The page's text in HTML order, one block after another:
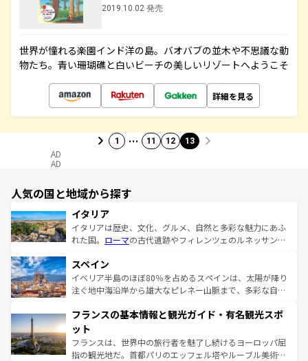
2019.10.02 発売
世界が憧れる楽園インド洋の島。バオバブの並木や不思議な動
物たち。青い珊瑚礁と白いビーチの美しいリゾートへようこそ
詳細を見る
1 … 11 12 13
AD
AD
人気の国と地域から探す
イタリア
イタリアは歴史、文化、グルメ、自然と多彩な魅力にあふ
れた国。 ローマの古代遺跡やフィレンツェのルネッサンス
ろん、トスカーナの美しい田園風景やアマルフィ海岸の絶
景など、自然景観も見逃せない。観光の合間には、本場の
ピザやパスタなど、絶品のイタリア料理を堪能することも
ませてくれるイタリアで、忘れられない旅をしてみよう！
なお、新着のイタリア情報は
しい。
スペイン
イベリア半島のほぼ80％を占めるスペインは、太陽が降り
注ぐ地中海沿岸から雄大なピレネー山脈まで、多彩な自然
文化が根付くこの国では、情熱的なフラメンコ、熱気あふ
れる闘牛、そして美味しいタパスが生活の一部となってい
る。首都マドリードの洗練された雰囲気や、バルセロナの
アートに溢れた街角から、地方では古代ローマ遺跡や中世
フランスの基本情報と観光ガイド・有名観光スポ
ット
フランスは、世界中の旅行者を魅了し続けるヨーロッパ屈
指の観光地だ。首都パリのエッフェル塔やルーブル美術館